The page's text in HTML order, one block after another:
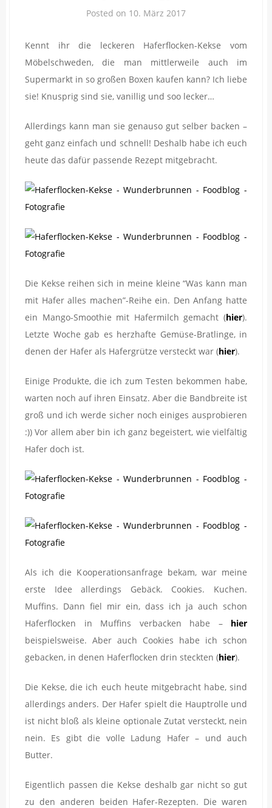
Posted on 10. März 2017
Kennt ihr die leckeren Haferflocken-Kekse vom
Möbelschweden, die man mittlerweile auch im
Supermarkt in so großen Boxen kaufen kann? Ich liebe
sie! Knusprig sind sie, vanillig und soo lecker…
Allerdings kann man sie genauso gut selber backen –
geht ganz einfach und schnell! Deshalb habe ich euch
heute das dafür passende Rezept mitgebracht.
Die Kekse reihen sich in meine kleine “Was kann man
mit Hafer alles machen”-Reihe ein. Den Anfang hatte
ein Mango-Smoothie mit Hafermilch gemacht (hier).
Letzte Woche gab es herzhafte Gemüse-Bratlinge, in
denen der Hafer als Hafergrütze versteckt war (hier).
Einige Produkte, die ich zum Testen bekommen habe,
warten noch auf ihren Einsatz. Aber die Bandbreite ist
groß und ich werde sicher noch einiges ausprobieren
:)) Vor allem aber bin ich ganz begeistert, wie vielfältig
Hafer doch ist.
Als ich die Kooperationsanfrage bekam, war meine
erste Idee allerdings Gebäck. Cookies. Kuchen.
Muffins. Dann fiel mir ein, dass ich ja auch schon
Haferflocken in Muffins verbacken habe – hier
beispielsweise. Aber auch Cookies habe ich schon
gebacken, in denen Haferflocken drin steckten (hier).
Die Kekse, die ich euch heute mitgebracht habe, sind
allerdings anders. Der Hafer spielt die Hauptrolle und
ist nicht bloß als kleine optionale Zutat versteckt, nein
nein. Es gibt die volle Ladung Hafer – und auch
Butter.
Eigentlich passen die Kekse deshalb gar nicht so gut
zu den anderen beiden Hafer-Rezepten. Die waren